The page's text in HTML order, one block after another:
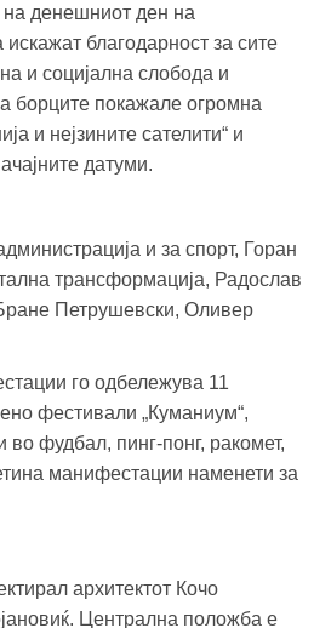
на денешниот ден на
благодарност за сите
и социјална слобода и
борците покажале огромна
и нејзините сателити“ и
датуми.
и за спорт, Горан
трансформација, Радослав
Петрушевски, Оливер
го одбележува 11
фестивали „Куманиум“,
во фудбал, пинг-понг, ракомет,
манифестации наменети за
архитектот Кочо
Централна положба е